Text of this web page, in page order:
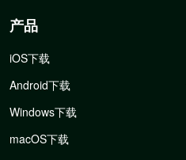
产品
iOS下载
Android下载
Windows下载
macOS下载